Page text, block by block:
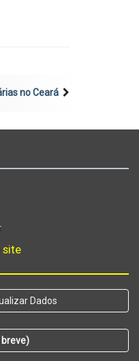
no Ceará
site
Dados